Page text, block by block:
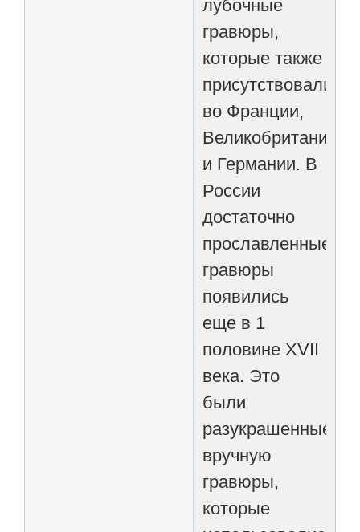
лубочные
гравюры,
которые также
присутствовали
во Франции,
Великобритании
и Германии. В
России
достаточно
прославленные
гравюры
появились
еще в 1
половине XVII
века. Это
были
разукрашенные
вручную
гравюры,
которые